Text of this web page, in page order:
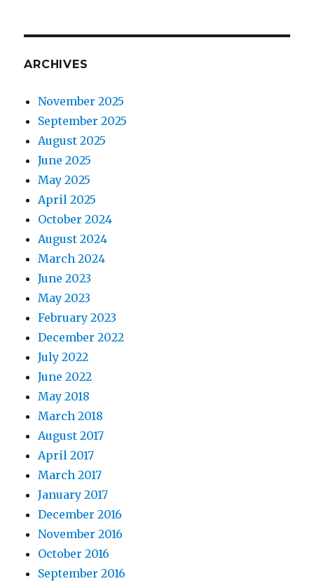
ARCHIVES
November 2025
September 2025
August 2025
June 2025
May 2025
April 2025
October 2024
August 2024
March 2024
June 2023
May 2023
February 2023
December 2022
July 2022
June 2022
May 2018
March 2018
August 2017
April 2017
March 2017
January 2017
December 2016
November 2016
October 2016
September 2016